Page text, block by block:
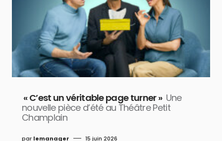
« C’est un véritable page turner » Une
nouvelle pièce d’été au Théâtre Petit
Champlain
par lemanager 15 juin 2026